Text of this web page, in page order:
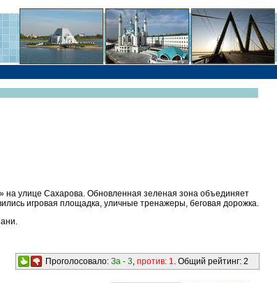
на улице Сахарова. Обновленная зеленая зона объединяет
игровая площадка, уличные тренажеры, беговая дорожка.
Проголосовало: За - 3, против: 1. Общий рейтинг: 2